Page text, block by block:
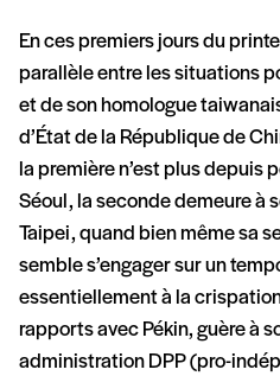
En ces premiers jours du
parallèle entre les situations
et de son homologue
d’État de la République de
la première n’est plus depuis
Séoul, la seconde demeure à
Taipei, quand bien même sa
semble s’engager sur un
essentiellement à la
rapports avec Pékin, guère à
administration DPP (pro-